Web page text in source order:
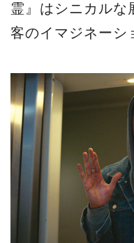
霊』はシニカルな
客のイマジネーシ